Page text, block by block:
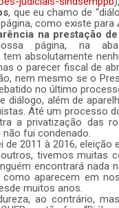
, que eu chamo de
como existe para
na prestação
página, na aba
tem absolutamente
o parecer fiscal de
nem mesmo se o
no último
além de
Até um processo
a privatização das
fui condenado.
2011 à 2016, eleição
tivemos muitas
encontrará nada
aparecem em
muitos anos.
ao contrário,